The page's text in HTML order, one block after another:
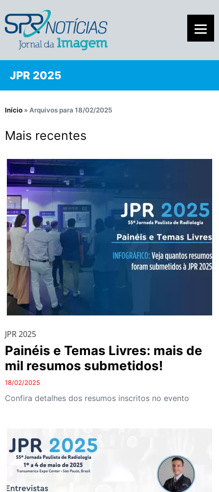
JPR 2025
Início » Arquivos para 18/02/2025
Mais recentes
JPR 2025
Painéis e Temas Livres: mais de
mil resumos submetidos!
18/02/2025
Confira detalhes dos resumos inscritos no evento